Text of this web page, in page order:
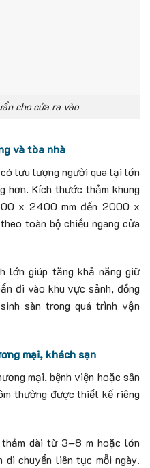
cho cửa ra vào
và tòa nhà
lưu lượng người qua lại lớn
hơn. Kích thước thảm khung
x 2400 mm đến 2000 x
toàn bộ chiều ngang cửa
lớn giúp tăng khả năng giữ
đi vào khu vực sảnh, đồng
sàn trong quá trình vận
mại, khách sạn
mại, bệnh viện hoặc sân
thường được thiết kế riêng
thảm dài từ 3–8 m hoặc lớn
di chuyển liên tục mỗi ngày.